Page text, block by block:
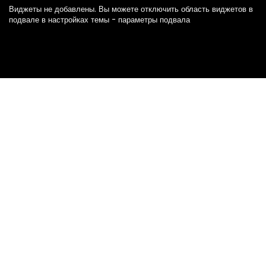
Виджеты не добавлены. Вы можете отключить область виджетов в
подвале в настройках темы - параметры подвала